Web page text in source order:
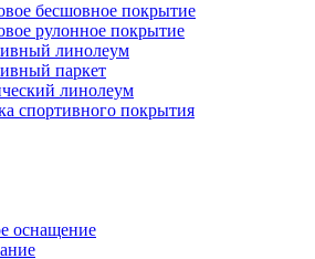
бесшовное покрытие
рулонное покрытие
линолеум
паркет
линолеум
спортивного покрытия
оснащение